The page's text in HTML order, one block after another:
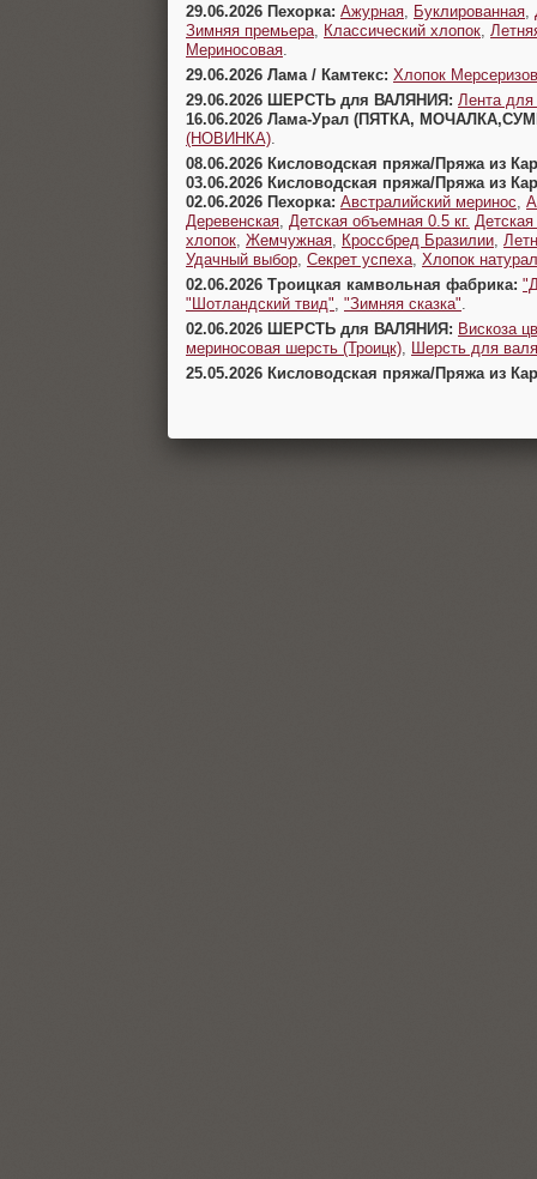
29.06.2026 Пехорка: Ажурная Буклированная
Зимняя премьера
Классический хлопок
Мериносовая
29.06.2026 Лама / Камтекс: Хлопок
29.06.2026 ШЕРСТЬ для ВАЛЯНИЯ: Лента для
16.06.2026 Лама-Урал (ПЯТКА,
(НОВИНКА)
08.06.2026 Кисловодская пряжа/Пряжа из
03.06.2026 Кисловодская пряжа/Пряжа из
02.06.2026 Пехорка: Австралийский меринос
Деревенская Детская объемная 0.5 кг.
хлопок Жемчужная Кроссбред Бразилии
Удачный выбор Секрет успеха Хлопок
02.06.2026 Троицкая камвольная фабрика:
"Шотландский твид" "Зимняя сказка"
02.06.2026 ШЕРСТЬ для ВАЛЯНИЯ: Вискоза
мериносовая шерсть (Троицк)
Шерсть для
25.05.2026 Кисловодская пряжа/Пряжа из